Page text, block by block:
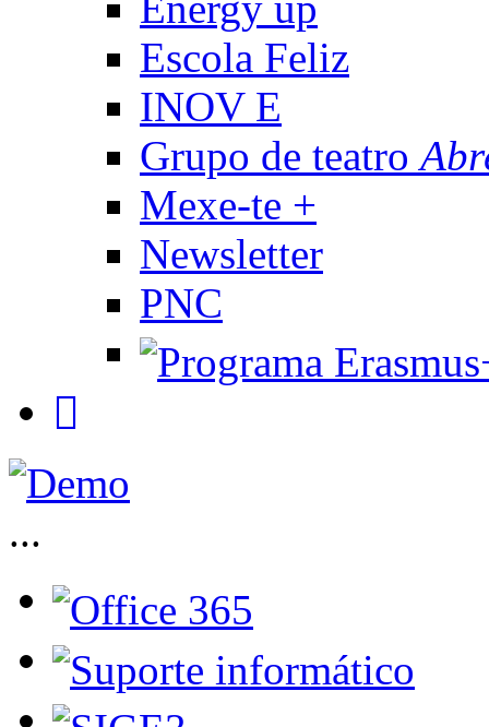
Escola Feliz
INOV E
Grupo de teatro
Mexe-te +
Newsletter
PNC
...